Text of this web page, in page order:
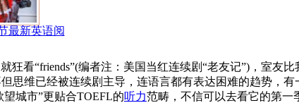
最新英语阅
狂看“friends”(编者注：美国当红连续剧“老友记”)，室友比
思维已经被连续剧主导，连语言都有表达困难的趋势，有
城市”更贴合TOEFL的听力范畴，不信可以去看它的第一